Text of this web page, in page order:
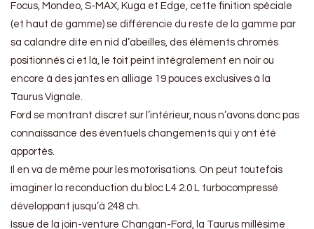
Focus, Mondeo, S-MAX, Kuga et Edge, cette finition spéciale
(et haut de gamme) se différencie du reste de la gamme par
sa calandre dite en nid d’abeilles, des éléments chromés
positionnés ci et là, le toit peint intégralement en noir ou
encore à des jantes en alliage 19 pouces exclusives à la
Taurus Vignale.
Ford se montrant discret sur l’intérieur, nous n’avons donc pas
connaissance des éventuels changements qui y ont été
apportés.
Il en va de même pour les motorisations. On peut toutefois
imaginer la reconduction du bloc L4 2.0 L turbocompressé
développant jusqu’à 248 ch.
Issue de la join-venture Changan-Ford, la Taurus millésime